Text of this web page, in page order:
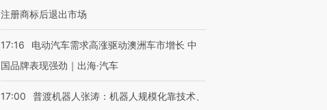
注册商标后退出市场
17:16
电动汽车需求高涨驱动澳洲车市增长 中
国品牌表现强劲｜出海·汽车
17:00
普渡机器人张涛：机器人规模化靠技术、